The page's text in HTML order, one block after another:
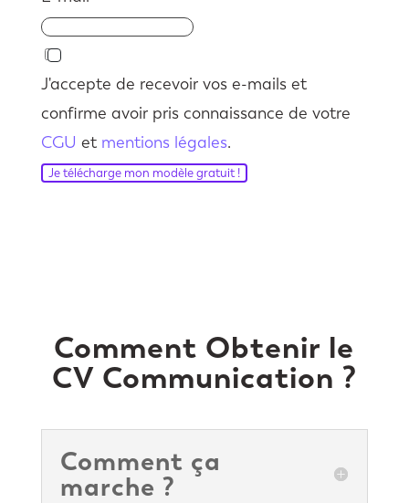
J'accepte de recevoir vos e-mails et
confirme avoir pris connaissance de votre
CGU et mentions légales.
Je télécharge mon modèle gratuit !
Comment Obtenir le
CV Communication ?
Comment ça
marche ?